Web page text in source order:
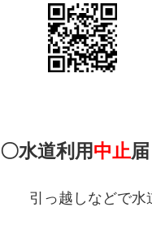
〇水道利用中止届
引っ越しなどで水道